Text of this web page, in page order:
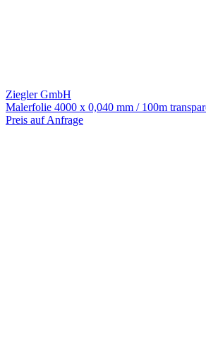
Ziegler GmbH
Malerfolie 4000 x 0,040 mm / 100m
Preis auf Anfrage